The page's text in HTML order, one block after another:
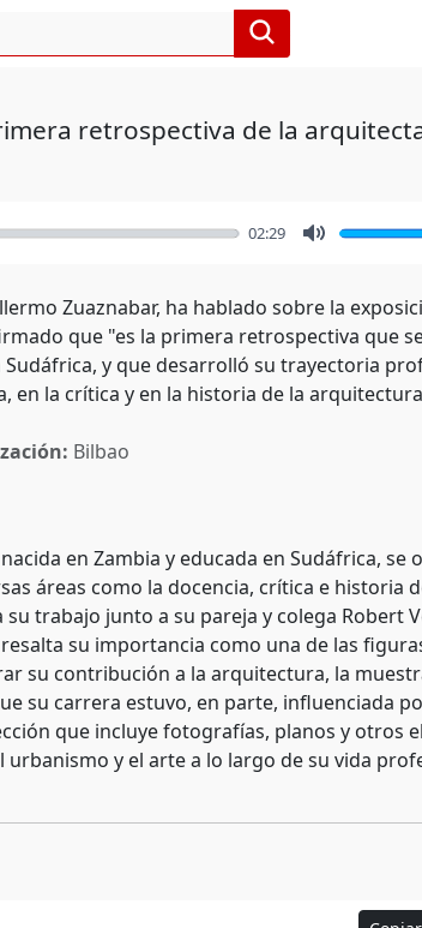
retrospectiva de la
02:29
Zuaznabar, ha hablado sobre la
que "es la primera retrospectiva que
y que desarrolló su trayectoria
en la crítica y en la historia de la
Bilbao
en Zambia y educada en Sudáfrica, se
áreas como la docencia, crítica e historia
trabajo junto a su pareja y colega Robert
su importancia como una de las
su contribución a la arquitectura, la
su carrera estuvo, en parte, influenciada
que incluye fotografías, planos y otros
y el arte a lo largo de su vida